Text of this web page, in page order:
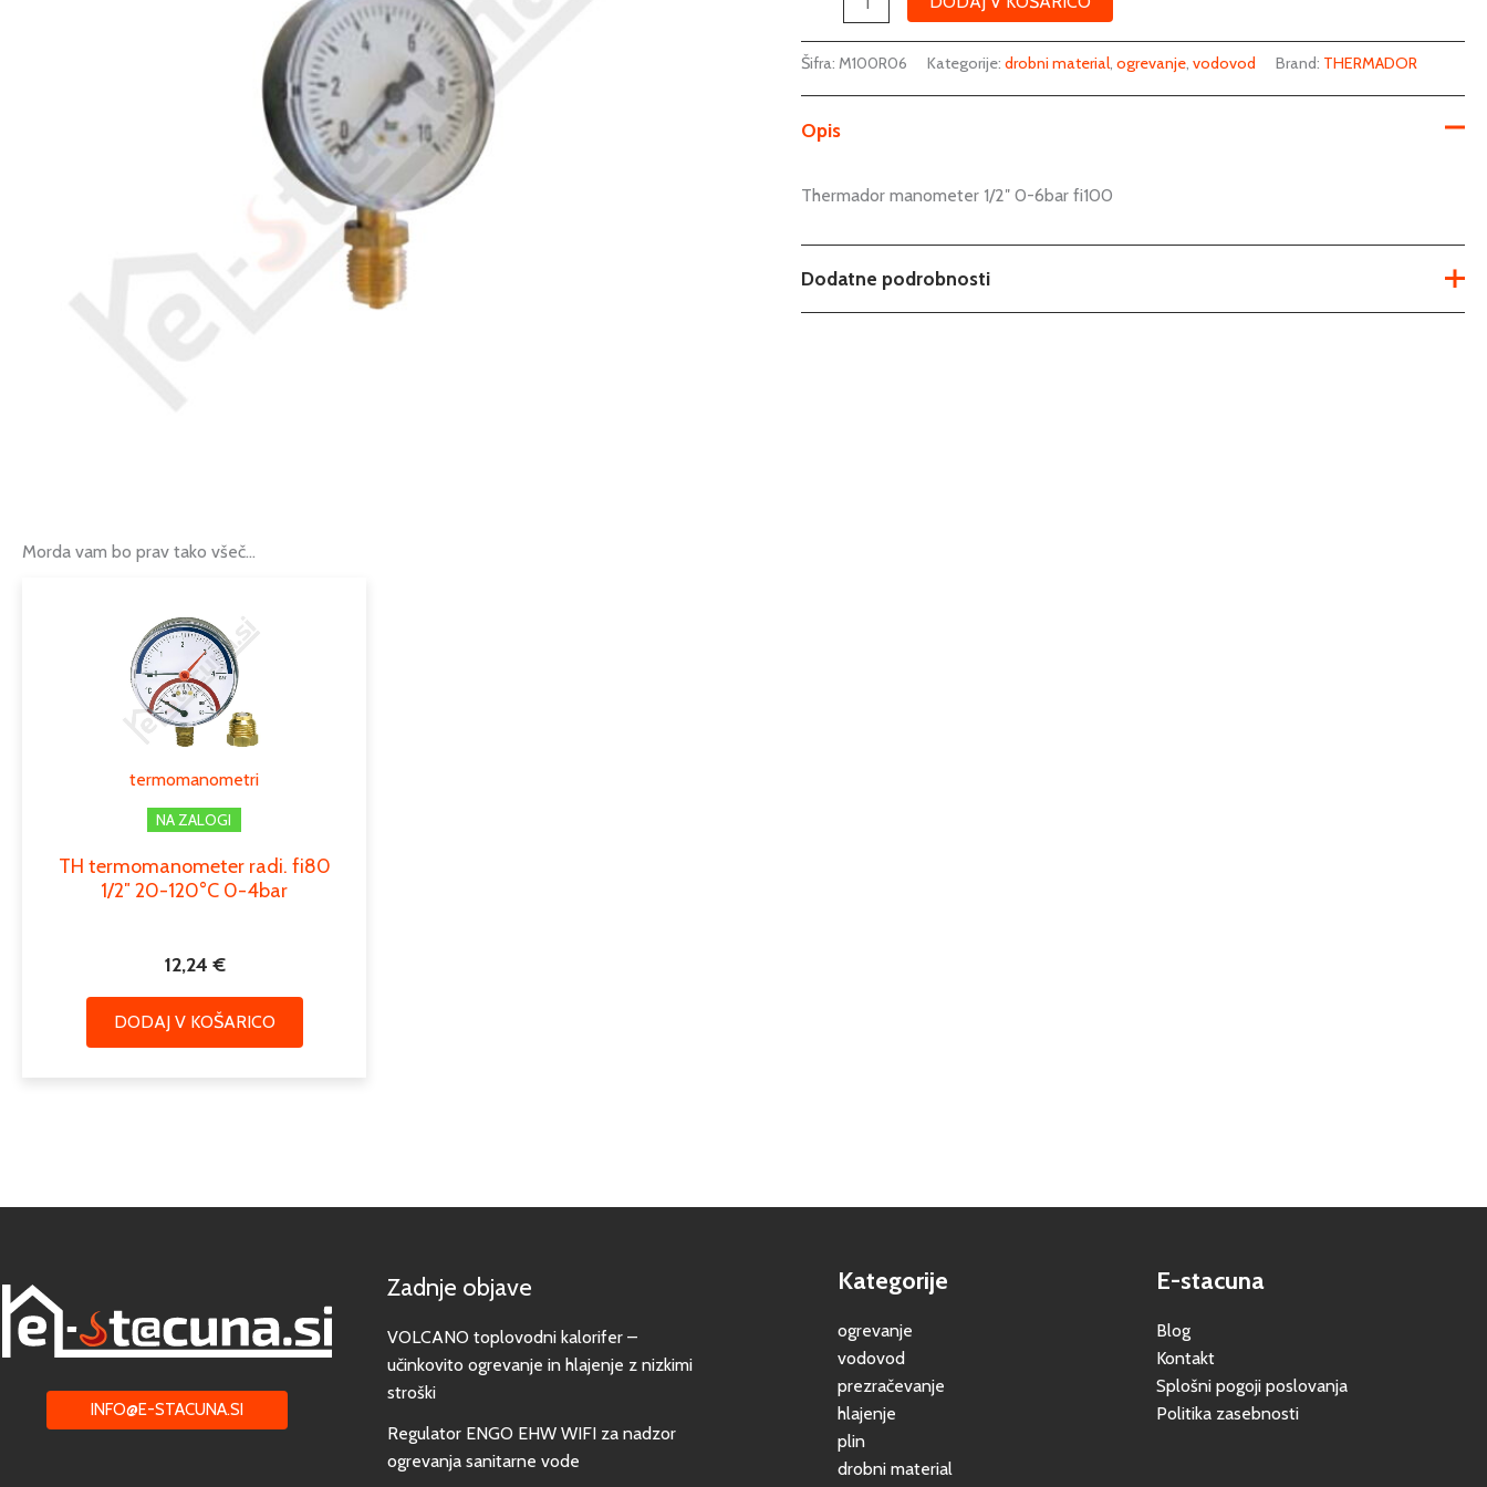
Šifra:M100R06 Kategorije:drobni material,ogrevanje,vodovod Brand: THERMADOR
Opis
Thermador manometer 1/2″ 0-6bar fi100
Dodatne podrobnosti
Morda vam bo prav tako všeč…
termomanometri
NA ZALOGI
TH termomanometer radi. fi80
1/2″ 20-120°C 0-4bar
12,24 €
DODAJ V KOŠARICO
INFO@E-STACUNA.SI
Zadnje objave
VOLCANO toplovodni kalorifer –
učinkovito ogrevanje in hlajenje z nizkimi
stroški
Regulator ENGO EHW WIFI za nadzor
ogrevanja sanitarne vode
Kategorije
ogrevanje
vodovod
prezračevanje
hlajenje
plin
drobni material
E-stacuna
Blog
Kontakt
Splošni pogoji poslovanja
Politika zasebnosti